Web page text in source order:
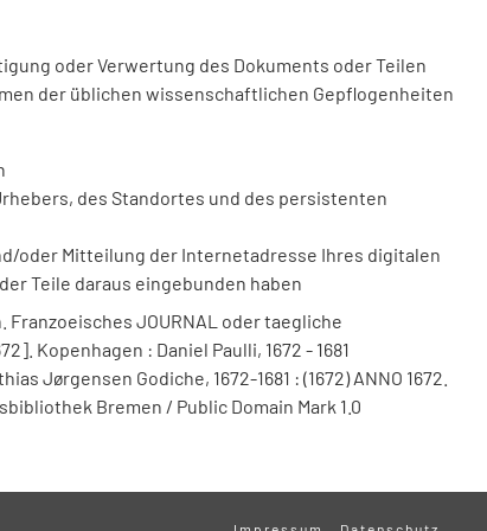
oder Verwertung des Dokuments oder Teilen
der üblichen wissenschaftlichen Gepflogenheiten
des Standortes und des persistenten
oder Mitteilung der Internetadresse Ihres digitalen
Teile daraus eingebunden haben
JOURNAL oder taegliche
Kopenhagen : Daniel Paulli, 1672 - 1681
Jørgensen Godiche, 1672-1681 : (1672) ANNO 1672.
Bremen / Public Domain Mark 1.0